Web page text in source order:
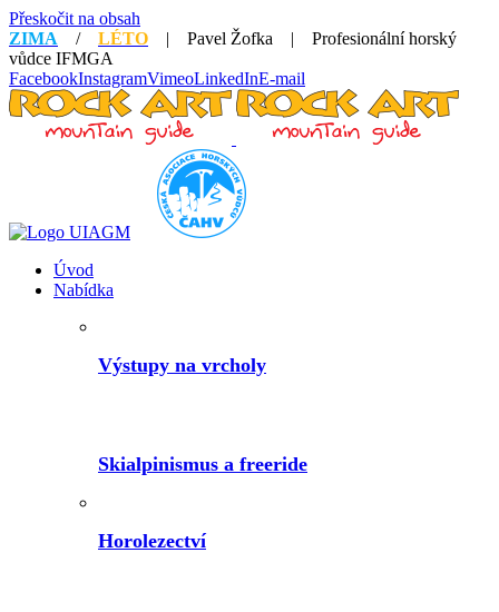
Přeskočit na obsah
ZIMA / LÉTO | Pavel Žofka | Profesionální horský
vůdce IFMGA
FacebookInstagramVimeoLinkedInE-mail
Úvod
Nabídka
Výstupy na vrcholy
Skialpinismus a freeride
Horolezectví